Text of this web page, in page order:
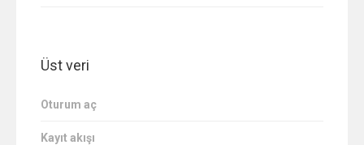
Üst veri
Oturum aç
Kayıt akışı